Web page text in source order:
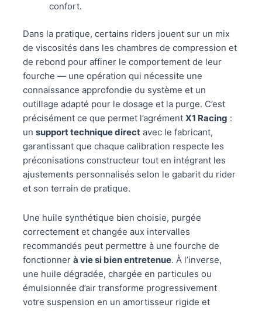
confort.
Dans la pratique, certains riders jouent sur un mix
de viscosités dans les chambres de compression et
de rebond pour affiner le comportement de leur
fourche — une opération qui nécessite une
connaissance approfondie du système et un
outillage adapté pour le dosage et la purge. C’est
précisément ce que permet l’agrémentX1 Racing :
unsupport technique direct avec le fabricant,
garantissant que chaque calibration respecte les
préconisations constructeur tout en intégrant les
ajustements personnalisés selon le gabarit du rider
et son terrain de pratique.
Une huile synthétique bien choisie, purgée
correctement et changée aux intervalles
recommandés peut permettre à une fourche de
fonctionnerà vie si bien entretenue. À l’inverse,
une huile dégradée, chargée en particules ou
émulsionnée d’air transforme progressivement
votre suspension en un amortisseur rigide et